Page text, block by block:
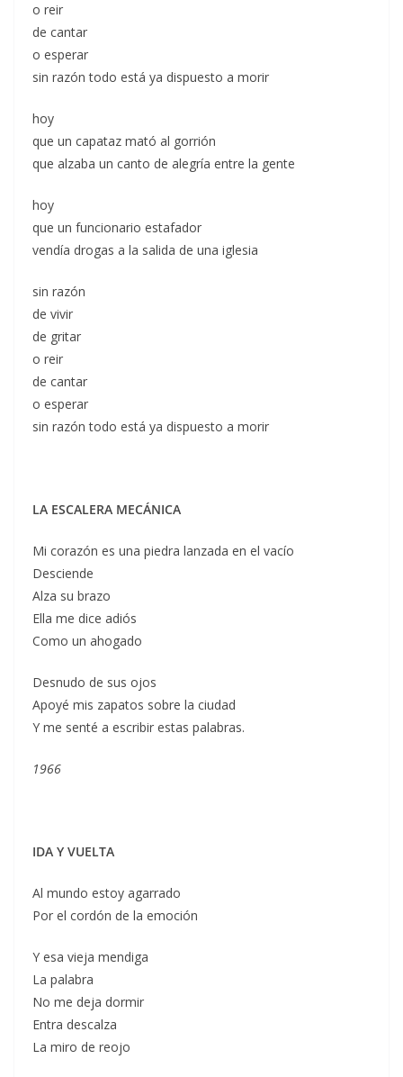
o reir
de cantar
o esperar
sin razón todo está ya dispuesto a morir
hoy
que un capataz mató al gorrión
que alzaba un canto de alegría entre la gente
hoy
que un funcionario estafador
vendía drogas a la salida de una iglesia
sin razón
de vivir
de gritar
o reir
de cantar
o esperar
sin razón todo está ya dispuesto a morir
LA ESCALERA MECÁNICA
Mi corazón es una piedra lanzada en el vacío
Desciende
Alza su brazo
Ella me dice adiós
Como un ahogado
Desnudo de sus ojos
Apoyé mis zapatos sobre la ciudad
Y me senté a escribir estas palabras.
1966
IDA Y VUELTA
Al mundo estoy agarrado
Por el cordón de la emoción
Y esa vieja mendiga
La palabra
No me deja dormir
Entra descalza
La miro de reojo